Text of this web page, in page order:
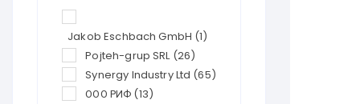
Jakob Eschbach GmbH (1)
Pojteh-grup SRL (26)
Synergy Industry Ltd (65)
ООО РИФ (13)